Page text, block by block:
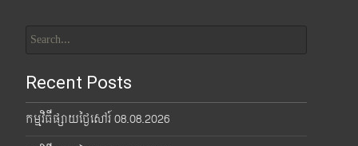
for:
Recent Posts
កម្មវិធីផ្សាយថ្ងៃសៅរ៍ 08.08.2026